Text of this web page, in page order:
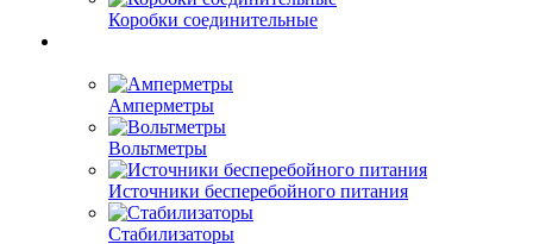
Коробки соединительные
Амперметры
Вольтметры
Источники бесперебойного питания
Стабилизаторы